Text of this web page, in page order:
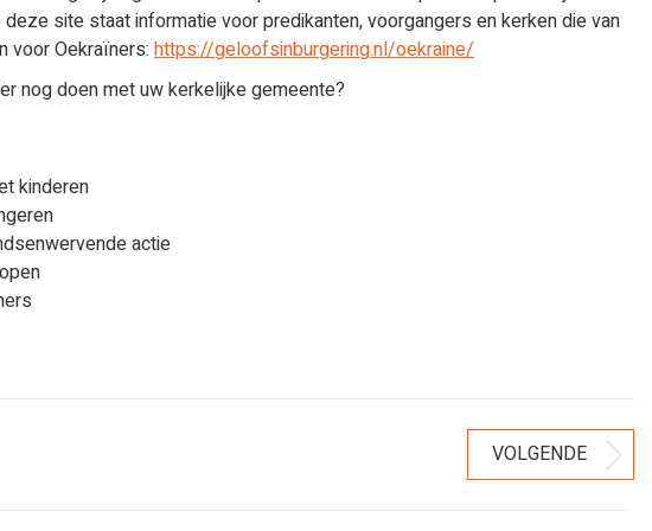
deze site staat informatie voor predikanten, voorgangers en kerken die van
voor Oekraïners: https://geloofsinburgering.nl/oekraine/
nog doen met uw kerkelijke gemeente?
kinderen
actie
VOLGENDE Volgend
bericht